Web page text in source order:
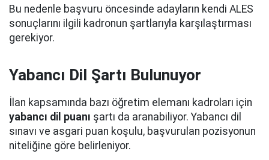
Bu nedenle başvuru öncesinde adayların kendi ALES
sonuçlarını ilgili kadronun şartlarıyla karşılaştırması
gerekiyor.
Yabancı Dil Şartı Bulunuyor
İlan kapsamında bazı öğretim elemanı kadroları için
yabancı dil puanı şartı da aranabiliyor. Yabancı dil
sınavı ve asgari puan koşulu, başvurulan pozisyonun
niteliğine göre belirleniyor.